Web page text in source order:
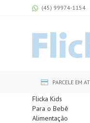
(45) 99974-1154
PARCELE EM
Flicka Kids
Para o Bebê
Alimentação